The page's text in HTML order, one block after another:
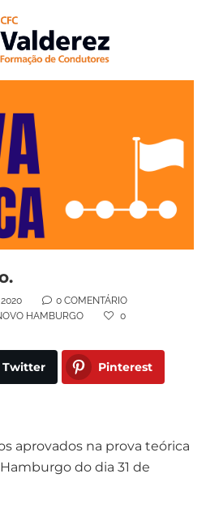
0 COMENTÁRIO
HAMBURGO 0
Twitter Pinterest
aprovados na prova teórica
do dia 31 de